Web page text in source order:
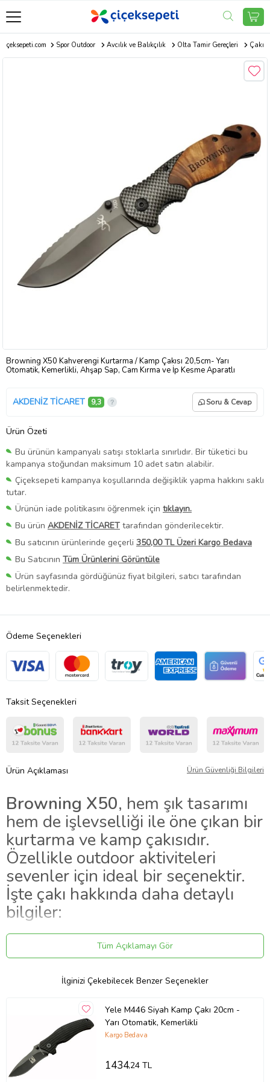
Çiçeksepeti.com Spor Outdoor Avcılık ve Balıkçılık Olta Tamir Gereçleri Çakı
Browning X50 Kahverengi Kurtarma / Kamp Çakısı 20,5cm- Yarı
Otomatik, Kemerlikli, Ahşap Sap, Cam Kırma ve İp Kesme Aparatlı
AKDENİZ TİCARET 9,3 Soru & Cevap
Ürün Özeti
Bu ürünün kampanyalı satışı stoklarla sınırlıdır. Bir tüketici bu
kampanya stoğundan maksimum 10 adet satın alabilir.
Çiçeksepeti kampanya koşullarında değişiklik yapma hakkını saklı
tutar.
Ürünün iade politikasını öğrenmek için tıklayın.
Bu ürün AKDENİZ TİCARET tarafından gönderilecektir.
Bu satıcının ürünlerinde geçerli 350,00 TL Üzeri Kargo Bedava
Bu Satıcının Tüm Ürünlerini Görüntüle
Ürün sayfasında gördüğünüz fiyat bilgileri, satıcı tarafından
belirlenmektedir.
Ödeme Seçenekleri
Taksit Seçenekleri
Ürün Açıklaması Ürün Güvenliği Bilgileri
Browning X50, hem şık tasarımı
hem de işlevselliği ile öne çıkan bir
kurtarma ve kamp çakısıdır.
Özellikle outdoor aktiviteleri
sevenler için ideal bir seçenektir.
İşte çakı hakkında daha detaylı
bilgiler:
Ana Özellikler:
mekanizmaya sahiptir.
Hem şık bir görünüm katarken hem de elinizde rahat bir
Çakınızı her zaman yanınızda taşıyabilmeniz için pratik bir
kemer klipsi bulunur.
Cam Kırma ve İp Kesme Aparatı:Acil durumlarda cam kırma veya ip
kesme gibi ihtiyaçlarınızı karşılar.
Paslanmaz Çelik Bıçak:
sahiptir.
20,5 cm Toplam Uzunluk:
Tüm Açıklamayı Gör
İlginizi Çekebilecek Benzer Seçenekler
Yele M446 Siyah Kamp Çakı 20cm -
Yarı Otomatik, Kemerlikli
Kargo Bedava
1434,24 TL